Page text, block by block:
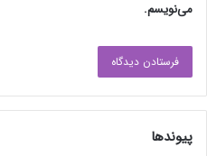
می‌نویسم.
پیوندها